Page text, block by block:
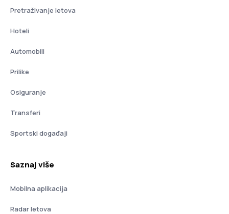
Pretraživanje letova
Hoteli
Automobili
Prilike
Osiguranje
Transferi
Sportski događaji
Saznaj više
Mobilna aplikacija
Radar letova